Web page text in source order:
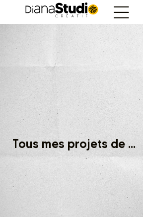
Tous mes projets de ...